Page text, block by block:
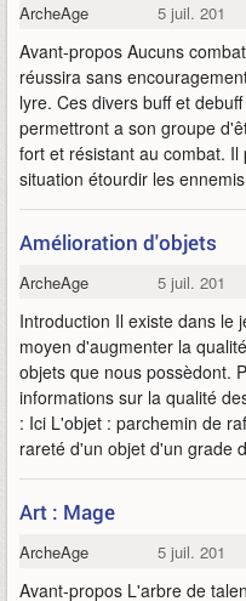
ArcheAge 5 juil. 2013
Avant-propos Aucuns
réussira sans
lyre. Ces divers buff et debuff
permettront a son groupe
fort et résistant au combat.
situation étourdir les
Amélioration d'objets
ArcheAge 5 juil. 2013
Introduction Il existe dans le
moyen d'augmenter la
objets que nous possèdont.
informations sur la qualité
: Ici L'objet : parchemin de
rareté d'un objet d'un grade
Art : Mage
ArcheAge 5 juil. 2013
Avant-propos L'arbre de